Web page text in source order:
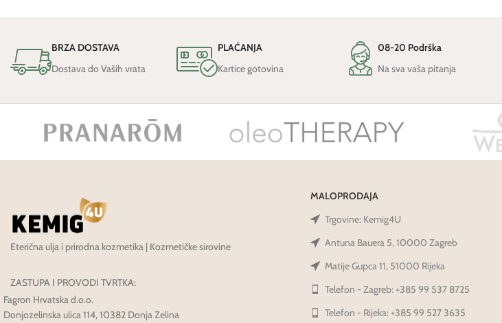
BRZA DOSTAVA
Dostava do Vaših vrata
PLAĆANJA
Kartice gotovina
08-20 Podrška
Na sva vaša pitanja
Eterična ulja i prirodna kozmetika | Kozmetičke sirovine
ZASTUPA I PROVODI TVRTKA:
Fagron Hrvatska d.o.o.
Donjozelinska ulica 114, 10382 Donja Zelina
MALOPRODAJA
Trgovine: Kemig4U
Antuna Bauera 5, 10000 Zagreb
Matije Gupca 11, 51000 Rijeka
Telefon - Zagreb: +385 99 537 8725
Telefon - Rijeka: +385 99 527 3635